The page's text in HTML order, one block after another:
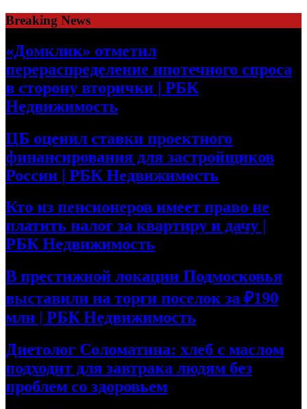
Skip
to
content
Breaking News
«Домклик» отметил
перераспределение ипотечного спроса
в сторону вторички | РБК
Недвижимость
ЦБ оценил ставки проектного
финансирования для застройщиков
России | РБК Недвижимость
Кто из пенсионеров имеет право не
платить налог за квартиру и дачу |
РБК Недвижимость
В престижной локации Подмосковья
выставили на торги поселок за ₽190
млн | РБК Недвижимость
Диетолог Соломатина: хлеб с маслом
подходит для завтрака людям без
проблем со здоровьем